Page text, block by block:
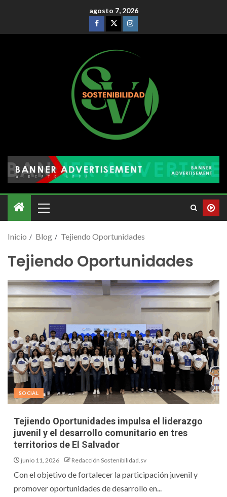
agosto 7, 2026
Inicio Blog Tejiendo Oportunidades
Tejiendo Oportunidades
SOCIAL
Tejiendo Oportunidades impulsa el liderazgo
juvenil y el desarrollo comunitario en tres
territorios de El Salvador
junio 11, 2026 Redacción Sostenibilidad.sv
Con el objetivo de fortalecer la participación juvenil y
promover oportunidades de desarrollo en...